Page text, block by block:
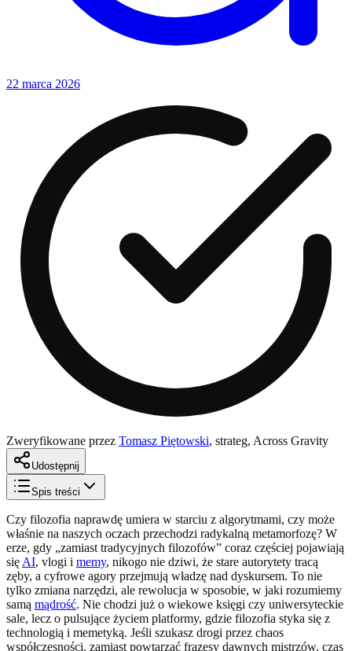
22 marca 2026
Zweryfikowane przez Tomasz Piętowski, strateg, Across Gravity
Udostępnij
Spis treści
Czy filozofia naprawdę umiera w starciu z algorytmami, czy może
właśnie na naszych oczach przechodzi radykalną metamorfozę? W
erze, gdy „zamiast tradycyjnych filozofów” coraz częściej pojawiają
się AI, vlogi i memy, nikogo nie dziwi, że stare autorytety tracą
zęby, a cyfrowe agory przejmują władzę nad dyskursem. To nie
tylko zmiana narzędzi, ale rewolucja w sposobie, w jaki rozumiemy
samą mądrość. Nie chodzi już o wiekowe księgi czy uniwersyteckie
sale, lecz o pulsujące życiem platformy, gdzie filozofia styka się z
technologią i memetyką. Jeśli szukasz drogi przez chaos
współczesności, zamiast powtarzać frazesy dawnych mistrzów, czas